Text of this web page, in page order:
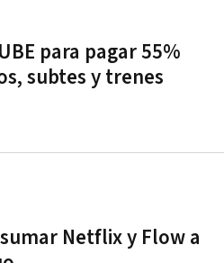
para pagar 55%
subtes y trenes
Netflix y Flow a